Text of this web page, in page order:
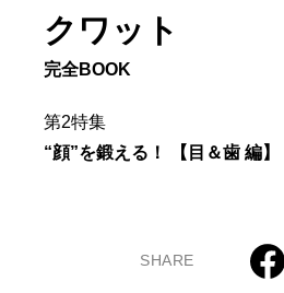
クワット
完全BOOK
第2特集
“顔”を鍛える！ 【目＆歯 編】
SHARE